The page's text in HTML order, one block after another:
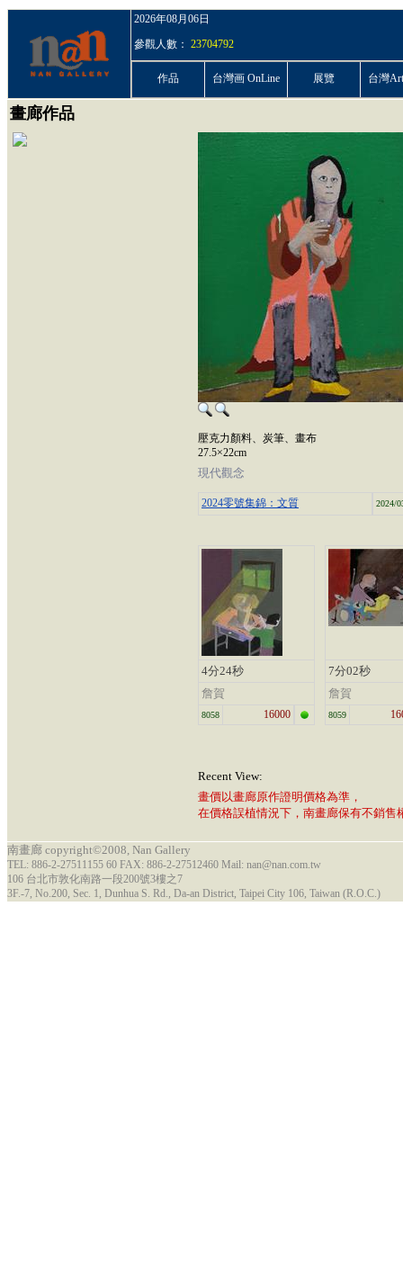
2026年08月06日
參觀人數： 23704792
作品 台灣画 OnLine 展覽 台灣
畫廊作品
壓克力顏料、炭筆、畫布
27.5×22cm
現代觀念
2024零號集錦：文質 2024/
4分24秒
詹賀
8058 16000
7分02秒
詹賀
8059
Recent View:
畫價以畫廊原作證明價格為準，
在價格誤植情況下，南畫廊保有不銷售
南畫廊 copyright©2008, Nan Gallery
TEL: 886-2-27511155 60 FAX: 886-2-27512460 Mail: nan@nan.com.tw
106 台北市敦化南路一段200號3樓之7
3F.-7, No.200, Sec. 1, Dunhua S. Rd., Da-an District, Taipei City 106, Taiwan (R.O.C.)